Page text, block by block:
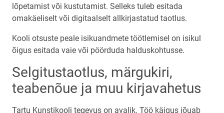
lõpetamist või kustutamist. Selleks tuleb esitada
omakäeliselt või digitaalselt allkirjastatud taotlus.
Kooli otsuste peale isikuandmete töötlemisel on isikul
õigus esitada vaie või pöörduda halduskohtusse.
Selgitustaotlus, märgukiri,
teabenõue ja muu kirjavahetus
Tartu Kunstikooli tegevus on avalik. Töö käigus jõuab